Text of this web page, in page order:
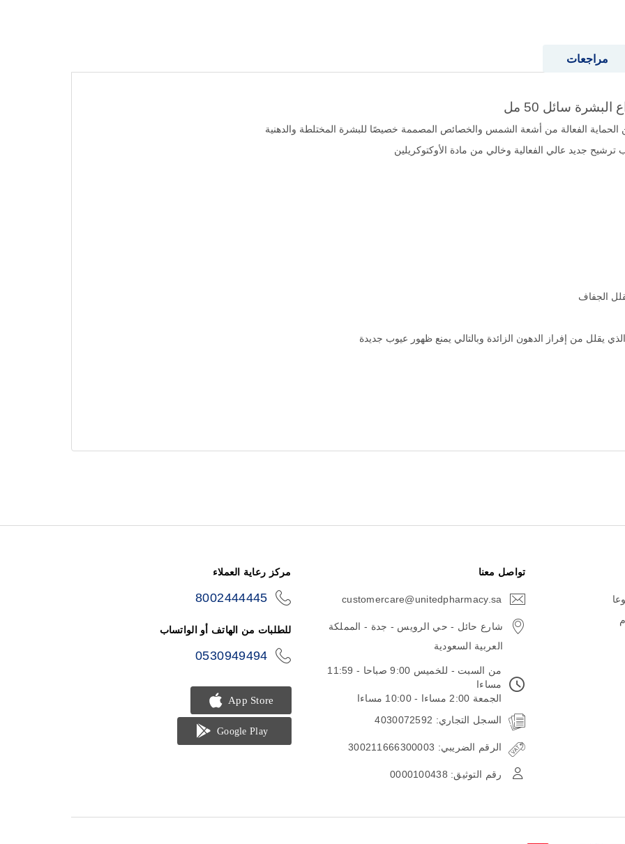
سائل 50 مل
الجفاف
من إفراز الدهون الزائدة وبالتالي يمنع ظهور عيوب جديدة
مراجعات
تواصل معنا
customercare@unitedpharmacy.sa
شارع حائل - حي الرويس - جدة - المملكة
العربية السعودية
من السبت - للخميس 9:00 صباحا - 11:59
مساءا
الجمعة 2:00 مساءا - 10:00 مساءا
السجل التجاري: 4030072592
الرقم الضريبي: 300211666300003
رقم التوثيق: 0000100438
مركز رعاية العملاء
8002444445
للطلبات من الهاتف أو الواتساب
0530949494